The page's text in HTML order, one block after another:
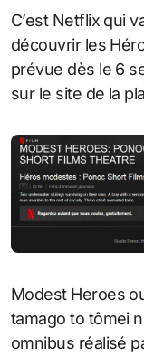
C’est Netflix qui
découvrir les
prévue dès le 6
sur le site de la
Modest Heroes
tamago to tômei
omnibus réalisé